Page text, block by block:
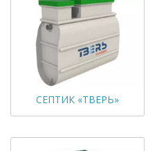
СЕПТИК «ТВЕРЬ»